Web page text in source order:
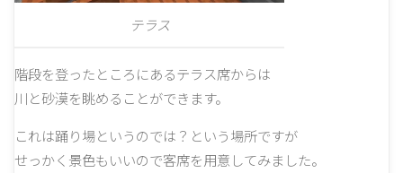
テラス
階段を登ったところにあるテラス席からは
川と砂漠を眺めることができます。
これは踊り場というのでは？という場所ですが
せっかく景色もいいので客席を用意してみました。